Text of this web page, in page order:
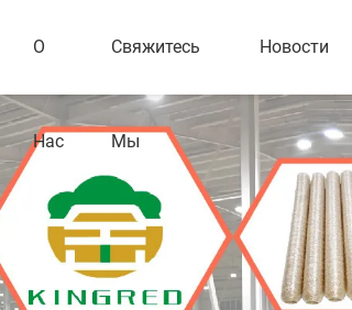
О
Нас
Свяжитесь
Мы
Новости